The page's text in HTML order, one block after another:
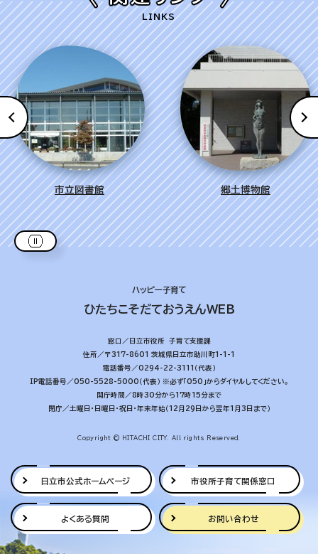
LINKS
市立図書館 郷土博物館
ハッピー子育て
ひたちこそだておうえんWEB
窓口／日立市役所 子育て支援課
住所／〒317-8601 茨城県日立市助川町1-1-1
電話番号／0294-22-3111（代表）
IP電話番号／050-5528-5000（代表） ※必ず「050」からダイヤルしてください。
開庁時間／8時30分から17時15分まで
閉庁／土曜日・日曜日・祝日・年末年始（12月29日から翌年1月3日まで）
Copyright © HITACHI CITY. All rights Reserved.
日立市公式ホームページ 市役所子育て関係窓口
よくある質問 お問い合わせ